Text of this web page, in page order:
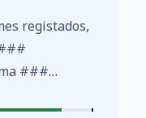
registados,
###